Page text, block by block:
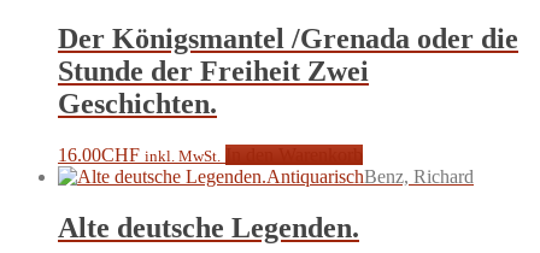
Der Königsmantel /Grenada oder die
Stunde der Freiheit Zwei
Geschichten.
16.00CHF inkl. MwSt.
AntiquarischBenz, Richard
Alte deutsche Legenden.